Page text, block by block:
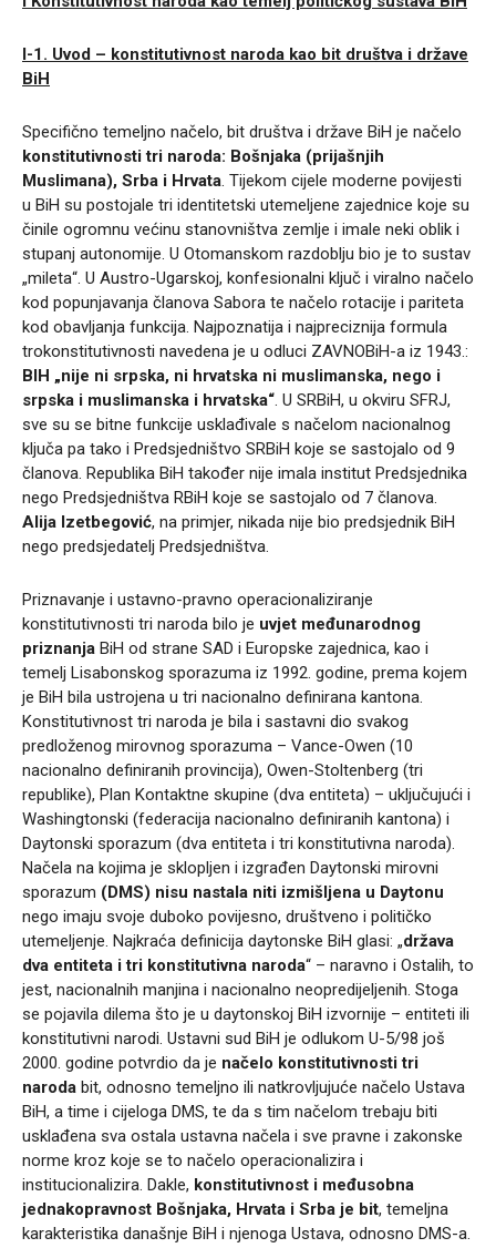
I-1. Uvod – konstitutivnost naroda kao bit društva i države
BiH
Specifično temeljno načelo, bit društva i države BiH je načelo
konstitutivnosti tri naroda: Bošnjaka (prijašnjih
Muslimana), Srba i Hrvata. Tijekom cijele moderne povijesti
u BiH su postojale tri identitetski utemeljene zajednice koje su
činile ogromnu većinu stanovništva zemlje i imale neki oblik i
stupanj autonomije. U Otomanskom razdoblju bio je to sustav
„mileta“. U Austro-Ugarskoj, konfesionalni ključ i viralno načelo
kod popunjavanja članova Sabora te načelo rotacije i pariteta
kod obavljanja funkcija. Najpoznatija i najpreciznija formula
trokonstitutivnosti navedena je u odluci ZAVNOBiH-a iz 1943.:
BIH „nije ni srpska, ni hrvatska ni muslimanska, nego i
srpska i muslimanska i hrvatska“. U SRBiH, u okviru SFRJ,
sve su se bitne funkcije usklađivale s načelom nacionalnog
ključa pa tako i Predsjedništvo SRBiH koje se sastojalo od 9
članova. Republika BiH također nije imala institut Predsjednika
nego Predsjedništva RBiH koje se sastojalo od 7 članova.
Alija Izetbegović, na primjer, nikada nije bio predsjednik BiH
nego predsjedatelj Predsjedništva.
Priznavanje i ustavno-pravno operacionaliziranje
konstitutivnosti tri naroda bilo je uvjet međunarodnog
priznanja BiH od strane SAD i Europske zajednica, kao i
temelj Lisabonskog sporazuma iz 1992. godine, prema kojem
je BiH bila ustrojena u tri nacionalno definirana kantona.
Konstitutivnost tri naroda je bila i sastavni dio svakog
predloženog mirovnog sporazuma – Vance-Owen (10
nacionalno definiranih provincija), Owen-Stoltenberg (tri
republike), Plan Kontaktne skupine (dva entiteta) – uključujući i
Washingtonski (federacija nacionalno definiranih kantona) i
Daytonski sporazum (dva entiteta i tri konstitutivna naroda).
Načela na kojima je sklopljen i izgrađen Daytonski mirovni
sporazum (DMS) nisu nastala niti izmišljena u Daytonu
nego imaju svoje duboko povijesno, društveno i političko
utemeljenje. Najkraća definicija daytonske BiH glasi: „država
dva entiteta i tri konstitutivna naroda“ – naravno i Ostalih, to
jest, nacionalnih manjina i nacionalno neopredijeljenih. Stoga
se pojavila dilema što je u daytonskoj BiH izvornije – entiteti ili
konstitutivni narodi. Ustavni sud BiH je odlukom U-5/98 još
2000. godine potvrdio da je načelo konstitutivnosti tri
naroda bit, odnosno temeljno ili natkrovljujuće načelo Ustava
BiH, a time i cijeloga DMS, te da s tim načelom trebaju biti
usklađena sva ostala ustavna načela i sve pravne i zakonske
norme kroz koje se to načelo operacionalizira i
institucionalizira. Dakle, konstitutivnost i međusobna
jednakopravnost Bošnjaka, Hrvata i Srba je bit, temeljna
karakteristika današnje BiH i njenoga Ustava, odnosno DMS-a.